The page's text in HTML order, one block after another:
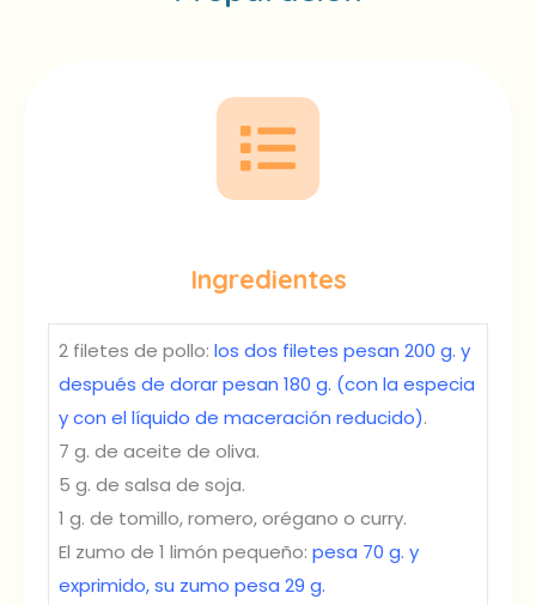
Ingredientes
2 filetes de pollo: los dos filetes pesan 200 g. y
después de dorar pesan 180 g. (con la especia
y con el líquido de maceración reducido).
7 g. de aceite de oliva.
5 g. de salsa de soja.
1 g. de tomillo, romero, orégano o curry.
El zumo de 1 limón pequeño: pesa 70 g. y
exprimido, su zumo pesa 29 g.